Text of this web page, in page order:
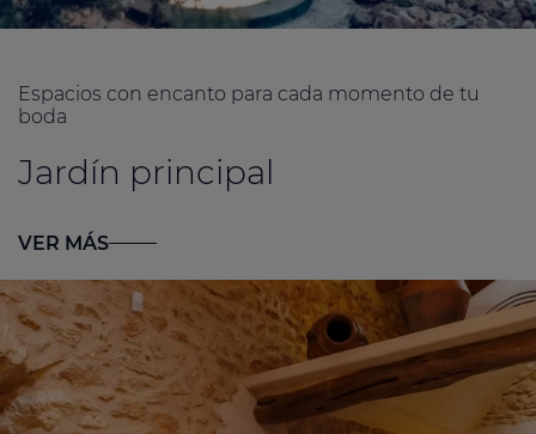
Espacios con encanto para cada momento de tu
boda
Jardín principal
VER MÁS